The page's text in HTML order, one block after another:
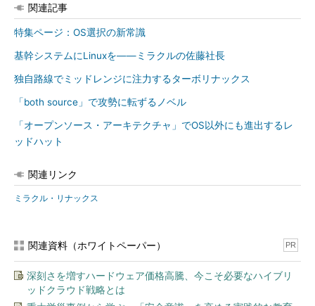
関連記事
特集ページ：OS選択の新常識
基幹システムにLinuxを――ミラクルの佐藤社長
独自路線でミッドレンジに注力するターボリナックス
「both source」で攻勢に転ずるノベル
「オープンソース・アーキテクチャ」でOS以外にも進出するレ
ッドハット
関連リンク
ミラクル・リナックス
関連資料（ホワイトペーパー） PR
深刻さを増すハードウェア価格高騰、今こそ必要なハイブリ
ッドクラウド戦略とは